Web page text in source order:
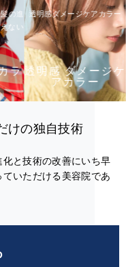
の進
ない
ラ
透明感ダメージケアカラー
透明感 ダメージケ
アカラー
けの独自技術
と技術の改善にいち早
いただける美容院であ